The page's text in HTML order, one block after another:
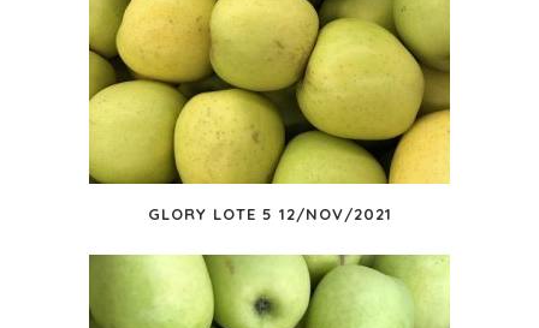
GLORY LOTE 5 12/NOV/2021